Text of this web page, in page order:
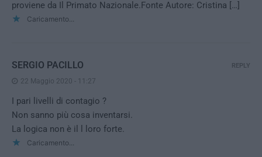
proviene da Il Primato Nazionale.Fonte Autore: Cristina […]
Caricamento...
SERGIO PACILLO
22 Maggio 2020 - 11:27
I pari livelli di contagio ?
Non sanno più cosa inventarsi.
La logica non è il l loro forte.
Caricamento...
REPLY